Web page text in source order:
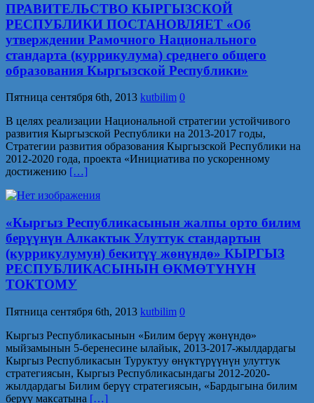
ПРАВИТЕЛЬСТВО КЫРГЫЗСКОЙ
РЕСПУБЛИКИ ПОСТАНОВЛЯЕТ «Об
утверждении Рамочного Национального
стандарта (куррикулума) среднего общего
образования Кыргызской Республики»
Пятница сентября 6th, 2013 kutbilim 0
В целях реализации Национальной стратегии устойчивого
развития Кыргызской Республики на 2013-2017 годы,
Стратегии развития образования Кыргызской Республики на
2012-2020 года, проекта «Инициатива по ускоренному
достижению […]
«Кыргыз Республикасынын жалпы орто билим
берүүнүн Алкактык Улуттук стандартын
(куррикулумун) бекитүү жөнүндө» КЫРГЫЗ
РЕСПУБЛИКАСЫНЫН ӨКМӨТҮНҮН
ТОКТОМУ
Пятница сентября 6th, 2013 kutbilim 0
Кыргыз Республикасынын «Билим берүү жөнүндө»
мыйзамынын 5-беренесине ылайык, 2013-2017-жылдардагы
Кыргыз Республикасын Туруктуу өнүктүрүүнүн улуттук
стратегиясын, Кыргыз Республикасындагы 2012-2020-
жылдардагы Билим берүү стратегиясын, «Бардыгына билим
берүү максатына […]